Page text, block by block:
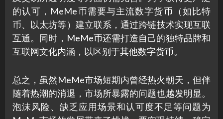
的认可，MeMe币需要与主流数字货币（如比特
币、以太坊等）建立联系，通过跨链技术实现互联
互通。同时，MeMe币还需打造自己的独特品牌和
互联网文化内涵，以区别于其他数字货币。
总之，虽然MeMe市场短期内曾经热火朝天，但伴
随着热潮的消退，市场所暴露的问题也越发明显。
泡沫风险、缺乏应用场景和认可度不足等问题为